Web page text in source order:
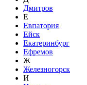
Дмитров
Е
Евпатория
Ейск
Екатеринбург
Ефремов
Ж
Железногорск
И